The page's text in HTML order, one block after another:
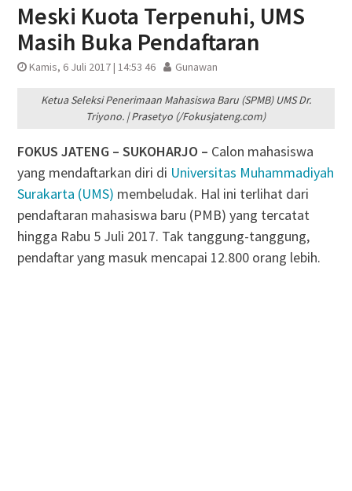
Meski Kuota Terpenuhi, UMS
Masih Buka Pendaftaran
Kamis, 6 Juli 2017 | 14:53 46 Gunawan
Ketua Seleksi Penerimaan Mahasiswa Baru (SPMB) UMS Dr.
Triyono. | Prasetyo (/Fokusjateng.com)
FOKUS JATENG – SUKOHARJO – Calon mahasiswa
yang mendaftarkan diri di Universitas Muhammadiyah
Surakarta (UMS) membeludak. Hal ini terlihat dari
pendaftaran mahasiswa baru (PMB) yang tercatat
hingga Rabu 5 Juli 2017. Tak tanggung-tanggung,
pendaftar yang masuk mencapai 12.800 orang lebih.